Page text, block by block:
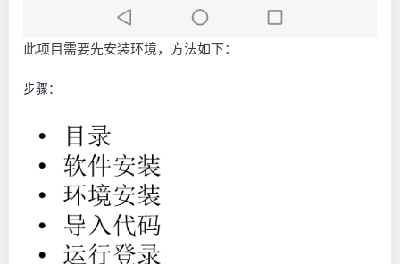
此项目需要先安装环境，方法如下：
步骤：